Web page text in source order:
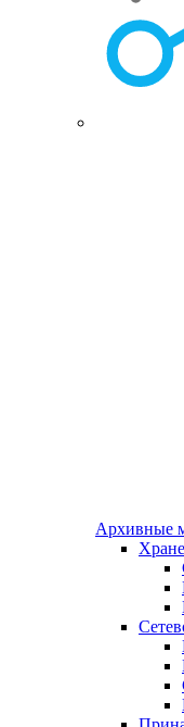
Архивные